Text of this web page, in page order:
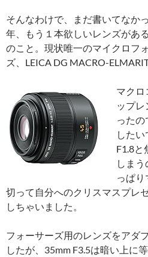
そんなわけで、まだ書いてなか
年、もう１本欲しいレンズがあ
のこと。現状唯一のマイクロフ
ズ、LEICA DG MACRO-
マクロ
ップ
った
した
F1.8と
しま
っぱ
切って自分へのクリスマスプレ
しちゃいました。
フォーサーズ用のレンズをアダ
したが、35mm F3.5は暗い上に